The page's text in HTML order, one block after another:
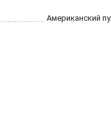
Американский